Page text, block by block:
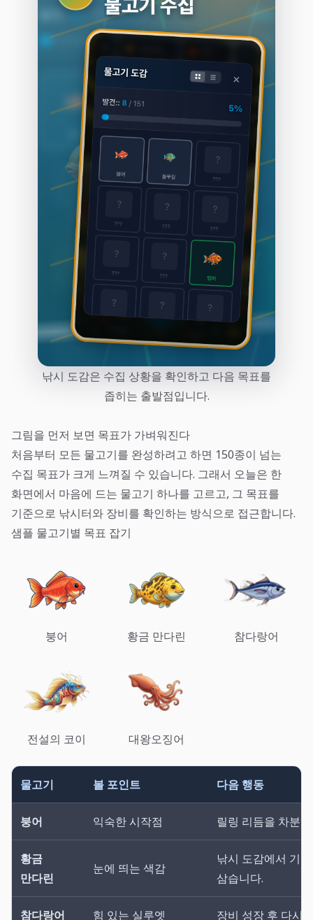
낚시 도감은 수집 상황을 확인하고 다음 목표를
좁히는 출발점입니다.
그림을 먼저 보면 목표가 가벼워진다
처음부터 모든 물고기를 완성하려고 하면 150종이 넘는
수집 목표가 크게 느껴질 수 있습니다. 그래서 오늘은 한
화면에서 마음에 드는 물고기 하나를 고르고, 그 목표를
기준으로 낚시터와 장비를 확인하는 방식으로 접근합니다.
샘플 물고기별 목표 잡기
붕어 황금 만다린 참다랑어
전설의 코이 대왕오징어
물고기 볼 포인트 다음 행동
붕어 익숙한 시작점 릴링 리듬을 차분
황금
만다린
눈에 띄는 색감
낚시 도감에서 기
삼습니다.
참다랑어 힘 있는 실루엣 장비 성장 후 다시